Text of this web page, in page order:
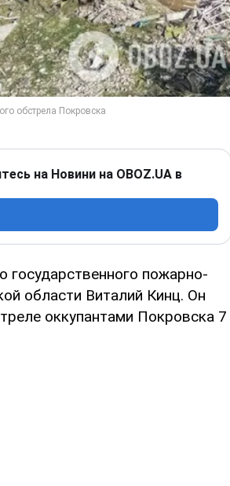
на Новини на OBOZ.UA в
государственного пожарно-
области Виталий Кинц. Он
оккупантами Покровска 7